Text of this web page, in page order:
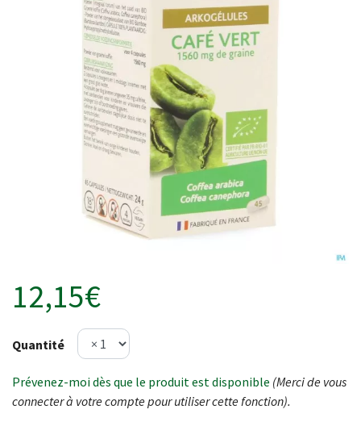
12,15€
Quantité
Prévenez-moi dès que le produit est disponible (Merci de vous
connecter à votre compte pour utiliser cette fonction).